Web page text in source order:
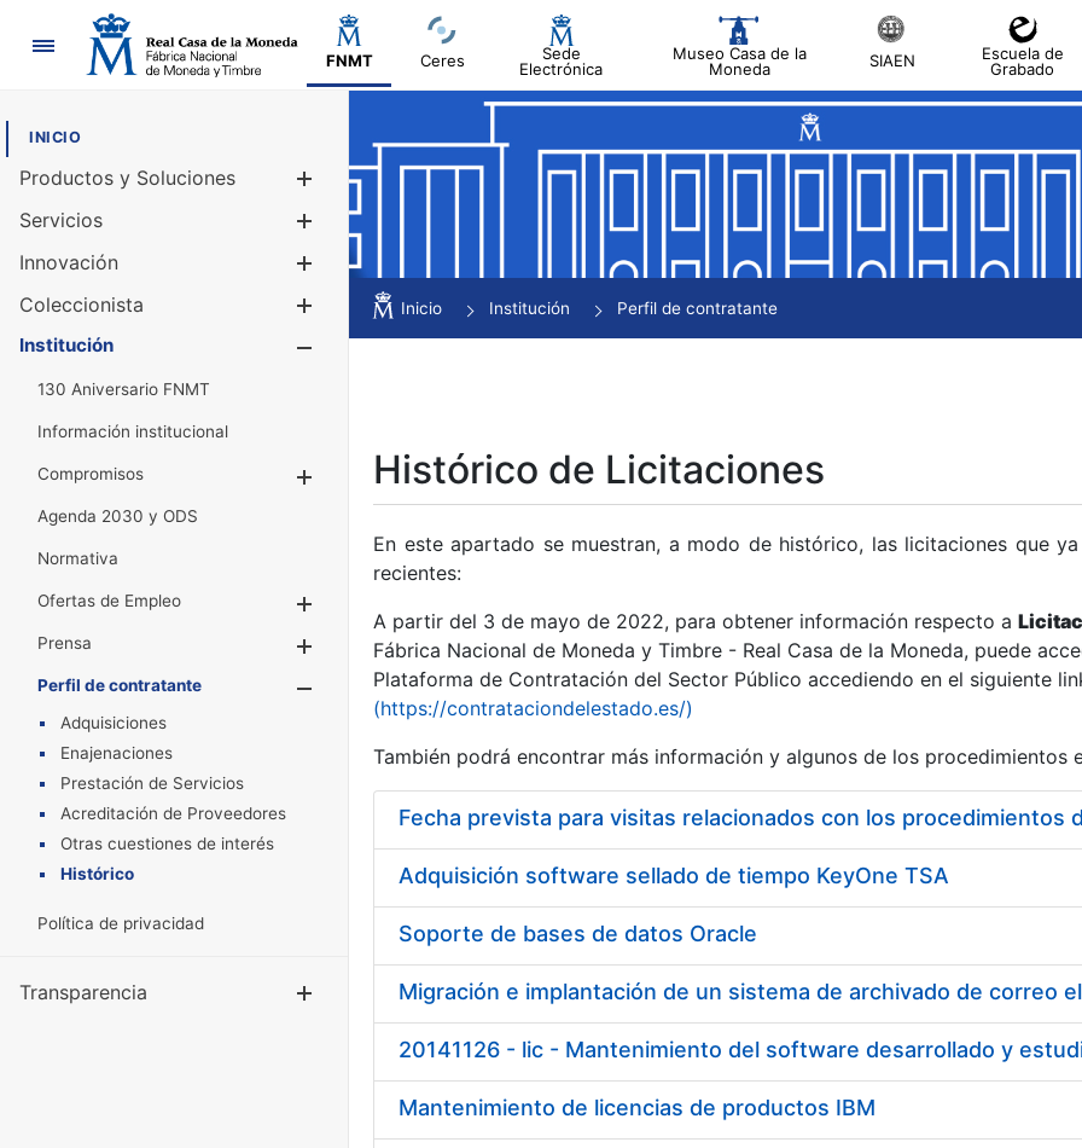
Navegación
FNMT Ceres
Sede
Electrónica
Museo Casa de la
Moneda
SIAEN
Escuela de
Grabado
INICIO
Productos y Soluciones
Mostrar/Ocultar
Servicios
Innovación
Coleccionista
Mostrar/Ocultar
Institución
130 Aniversario FNMT
Información institucional
Compromisos
Mostrar/Ocultar
Agenda 2030 y ODS
Normativa
Ofertas de Empleo
Prensa
Mostrar/Ocultar
Perfil de contratante
Mostrar/Ocultar
Adquisiciones
Enajenaciones
Prestación de Servicios
Acreditación de Proveedores
Otras cuestiones de interés
Histórico
Política de privacidad
Transparencia Mostrar/Ocultar
Inicio Institución Perfil de contratante
Histórico de Licitaciones
En este apartado se muestran, a modo de histórico, las licitaciones que
recientes:
A partir del 3 de mayo de 2022, para obtener información respecto a
Fábrica Nacional de Moneda y Timbre - Real Casa de la Moneda, puede
Plataforma de Contratación del Sector Público accediendo en el siguiente
(https://contrataciondelestado.es/)
También podrá encontrar más información y algunos de los procedimientos
Adquisición software sellado de tiempo KeyOne TSA
Soporte de bases de datos Oracle
Migración e implantación de un sistema de archivado de correo
Mantenimiento de licencias de productos IBM